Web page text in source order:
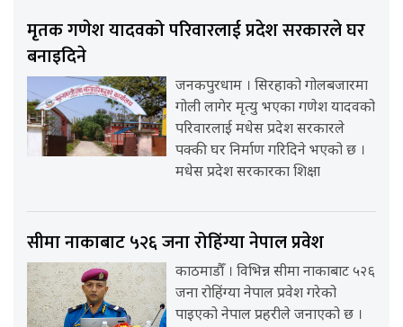
मृतक गणेश यादवको परिवारलाई प्रदेश सरकारले घर
बनाइदिने
जनकपुरधाम । सिरहाको गोलबजारमा
गोली लागेर मृत्यु भएका गणेश यादवको
परिवारलाई मधेस प्रदेश सरकारले
पक्की घर निर्माण गरिदिने भएको छ ।
मधेस प्रदेश सरकारका शिक्षा
सीमा नाकाबाट ५२६ जना रोहिंग्या नेपाल प्रवेश
काठमाडौँ । विभिन्न सीमा नाकाबाट ५२६
जना रोहिंग्या नेपाल प्रवेश गरेको
पाइएको नेपाल प्रहरीले जनाएको छ ।